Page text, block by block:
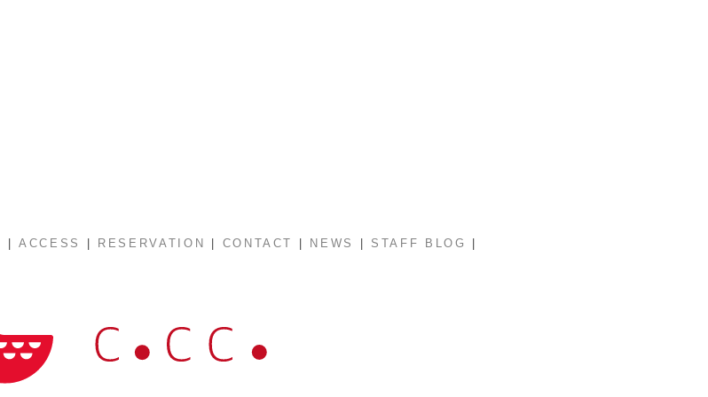
|ACCESS | RESERVATION | CONTACT | NEWS | STAFF BLOG |